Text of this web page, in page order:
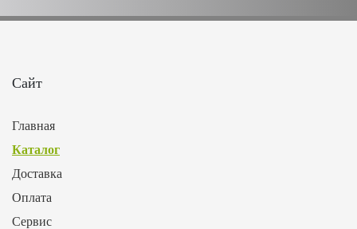
Сайт
Главная
Каталог
Доставка
Оплата
Сервис